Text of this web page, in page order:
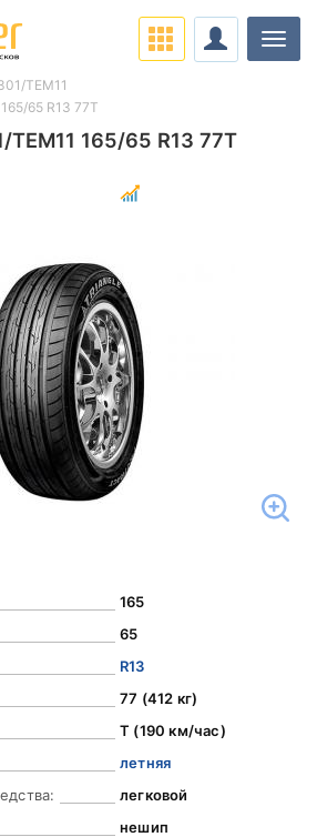
TEM11 165/65 R13 77T
165
65
R13
77 (412 кг)
T (190 км/час)
летняя
легковой
нешип
TEM11
65 R13 77T